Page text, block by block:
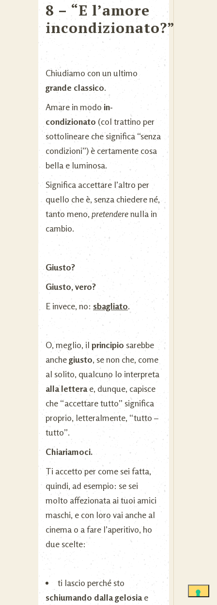
8 – “E l’amore
incondizionato?”
Chiudiamo con un ultimo
grande classico.
Amare in modo in-
condizionato (col trattino per
sottolineare che significa “senza
condizioni”) è certamente cosa
bella e luminosa.
Significa accettare l’altro per
quello che è, senza chiedere né,
tanto meno,pretenderenulla in
cambio.
Giusto?
Giusto, vero?
E invece, no: sbagliato.
O, meglio, il principio sarebbe
anchegiusto, se non che, come
al solito, qualcuno lo interpreta
alla letterae, dunque, capisce
che “accettare tutto” significa
proprio, letteralmente, “tutto –
tutto”.
Chiariamoci.
Ti accetto per come sei fatta,
quindi, ad esempio: se sei
molto affezionata ai tuoi amici
maschi, e con loro vai anche al
cinema o a fare l’aperitivo, ho
due scelte:
ti lascio perché sto
schiumando dalla gelosiae